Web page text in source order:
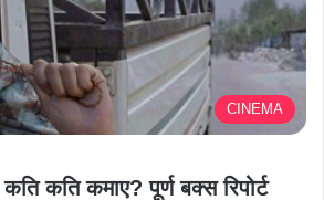
CINEMA
कति कमाए? पूर्ण बक्स रिपोर्ट